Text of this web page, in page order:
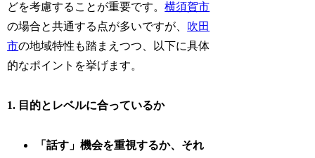
どを考慮することが重要です。横須賀市
の場合と共通する点が多いですが、 吹田
市の地域特性も踏まえつつ、以下に具体
的なポイントを挙げます。
1. 目的とレベルに合っているか
「話す」機会を重視するか、それ